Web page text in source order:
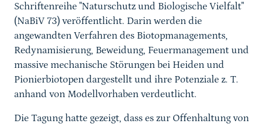
Schriftenreihe "Naturschutz und Biologische Vielfalt"
(NaBiV 73) veröffentlicht. Darin werden die
angewandten Verfahren des Biotopmanagements,
Redynamisierung, Beweidung, Feuermanagement und
massive mechanische Störungen bei Heiden und
Pionierbiotopen dargestellt und ihre Potenziale z. T.
anhand von Modellvorhaben verdeutlicht.
Die Tagung hatte gezeigt, dass es zur Offenhaltung von